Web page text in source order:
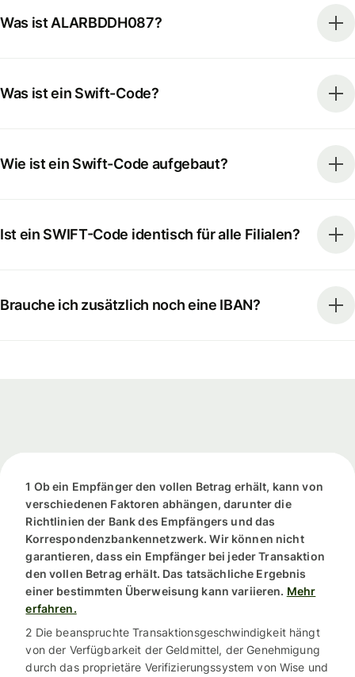
Was ist ALARBDDH087?
Was ist ein Swift-Code?
Wie ist ein Swift-Code aufgebaut?
Ist ein SWIFT-Code identisch für alle Filialen?
Brauche ich zusätzlich noch eine IBAN?
1 Ob ein Empfänger den vollen Betrag erhält, kann von
verschiedenen Faktoren abhängen, darunter die
Richtlinien der Bank des Empfängers und das
Korrespondenzbankennetzwerk. Wir können nicht
garantieren, dass ein Empfänger bei jeder Transaktion
den vollen Betrag erhält. Das tatsächliche Ergebnis
einer bestimmten Überweisung kann variieren. Mehr
erfahren.
2 Die beanspruchte Transaktionsgeschwindigkeit hängt
von der Verfügbarkeit der Geldmittel, der Genehmigung
durch das proprietäre Verifizierungssystem von Wise und